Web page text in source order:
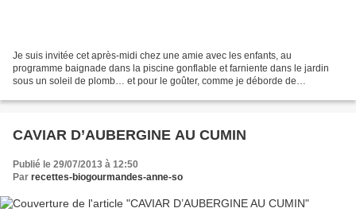
Je suis invitée cet après-midi chez une amie avec les enfants, au
programme baignade dans la piscine gonflable et farniente dans le jardin
sous un soleil de plomb… et pour le goûter, comme je déborde de
CAVIAR D’AUBERGINE AU CUMIN
Publié le 29/07/2013 à 12:50
Par recettes-biogourmandes-anne-so